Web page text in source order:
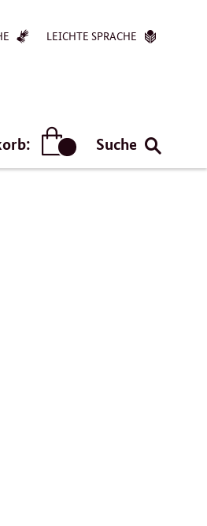
LEICHTE SPRACHE
Artikel
Suche